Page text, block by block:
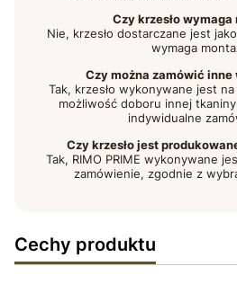
Czy krzesło wymaga
Nie, krzesło dostarczane jest
wymaga
Czy można zamówić
Tak, krzesło wykonywane jest
możliwość doboru innej
indywidualne
Czy krzesło jest
Tak, RIMO PRIME wykonywane
zamówienie, zgodnie z
Cechy produktu